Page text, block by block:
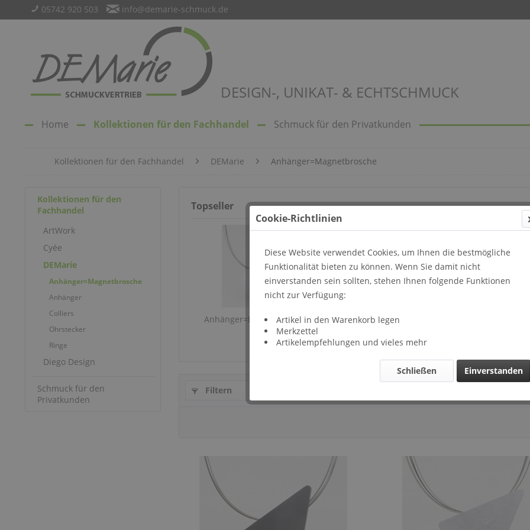
05742 920 503 info@demarie-schmuck.de
DESIGN-, UNIKAT- & ECHTSCHMUCK
Home Kollektionen für den Fachhandel Schmuck für den Privatkunden
Kollektionen für den Fachhandel DEMarie Anhänger=Magnetbrosche
Kollektionen für den
Fachhandel
ArtWork
Cyée
DEMarie
Anhänger=Magnetbrosche
Anhänger
Colliers
Ohrstecker
Ringe
Diego Design
Schmuck für den
Privatkunden
Topseller
Anhänger=Brosche D-AB10 Anhänger=Brosche D-AB11
Filtern
Cookie-Richtlinien
Diese Website verwendet Cookies, um Ihnen die bestmögliche
Funktionalität bieten zu können. Wenn Sie damit nicht
einverstanden sein sollten, stehen Ihnen folgende Funktionen
nicht zur Verfügung:
Artikel in den Warenkorb legen
Merkzettel
Artikelempfehlungen und vieles mehr
Einverstanden
Schließen